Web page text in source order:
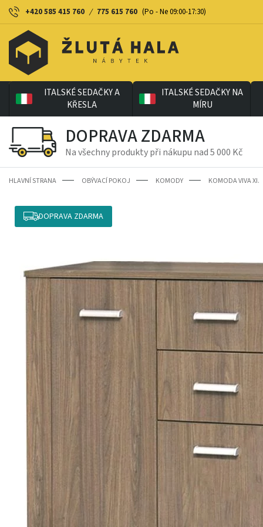
+420 585 415 760 / 775 615 760 (Po - Ne 09:00-17:30)
ITALSKÉ SEDAČKY A
KŘESLA
ITALSKÉ SEDAČKY NA
MÍRU
DOPRAVA ZDARMA
Na všechny produkty při nákupu nad 5 000 Kč
HLAVNÍ STRANA OBÝVACÍ POKOJ KOMODY KOMODA VIVA XI.
DOPRAVA ZDARMA